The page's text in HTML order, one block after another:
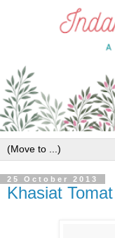
25 October 2013
Khasiat Tomat